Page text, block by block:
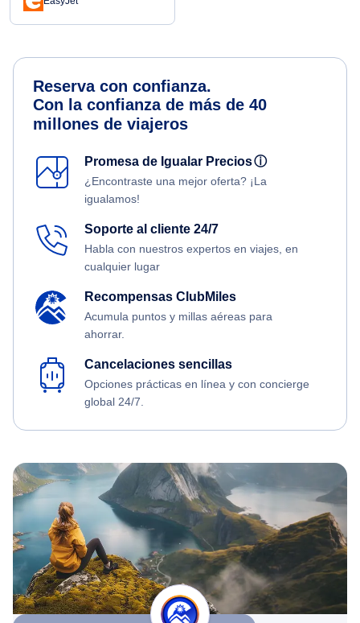
Reserva con confianza.
Con la confianza de más de 40
millones de viajeros
Promesa de Igualar Preciosⓘ
¿Encontraste una mejor oferta? ¡La
igualamos!
Soporte al cliente 24/7
Habla con nuestros expertos en viajes, en
cualquier lugar
Recompensas ClubMiles
Acumula puntos y millas aéreas para
ahorrar.
Cancelaciones sencillas
Opciones prácticas en línea y con concierge
global 24/7.